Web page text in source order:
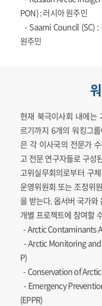
PON): 러시아 원주민
- Saami Council (SC) :
원주민
현재 북극이사회 내에는
르기까지 6개의 워킹그
은 각 이사국의 전문가
고 전문 연구자들로 구성
고위실무회의로부터 구
운영위원회 또는 조정위
을 받는다. 옵서버 국가
개별 프로젝트에 참여할
-Arctic Contaminants
-Arctic Monitoring
P)
- Conservation of
- Emergency
(EPPR)